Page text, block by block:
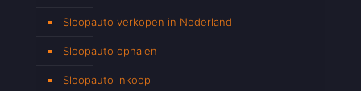
Sloopauto verkopen in Nederland
Sloopauto ophalen
Sloopauto inkoop